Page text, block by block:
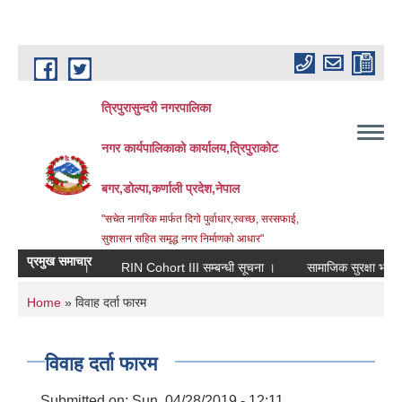
Skip to main content
त्रिपुरासुन्दरी नगरपालिका
नगर कार्यपालिकाको कार्यालय,त्रिपुराकोट
बगर,डोल्पा,कर्णाली प्रदेश,नेपाल
"सचेत नागरिक मार्फत दिगो पुर्वाधार,स्वच्छ, सरसफाई,
सुशासन सहित समृद्ध नगर निर्माणको आधार"
प्रमुख समाचार
दररेट । RIN Cohort III सम्बन्धी सूचना । सामाजिक सुरक्षा भत्ता
You are here
Home » विवाह दर्ता फारम
विवाह दर्ता फारम